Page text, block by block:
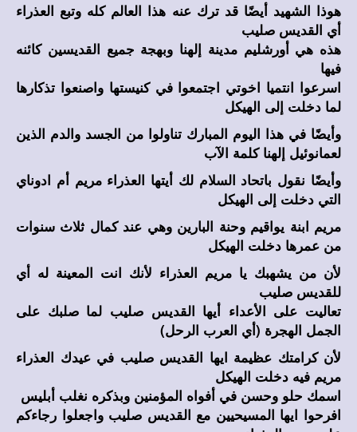
هوذا الشهيد أيضًا قد ترك عنه هذا العالم كله وتبع العذراء
أي القديس صليب
هذه هي أورشليم مدينة إلهنا وبهجة جميع القديسين كائنه
فيها
اسرعوا انتميا اخوتي اجتمعوا في كنيستها واصنعوا تذكارها
لما دخلت إلى الهيكل
وأيضًا في هذا اليوم المبارك تناولوا من الجسد والدم الذين
لعمانوئيل إلهنا كلمة الآب
وأيضًا نقول باتحاد السلام لك أيتها العذراء مريم أم ادوناي
التي دخلت إلى الهيكل
مريم ابنة يواقيم وحنة البارين وهي عند كمال ثلاث سنوات
من عمرها دخلت الهيكل
لأن من يشهبك يا مريم العذراء لأنك انت المعينة له أي
للقديس صليب
تعاليت على الأعداء أيها القديس صليب لما صلبك على
الجمل الهجرة (أي العرب الرحل)
لأن كرامتك عظيمة ايها القديس صليب في عيدك العذراء
مريم فيه دخلت الهيكل
اسمك حلو وحسن في أفواه المؤمنين وبذكره نغلب أبليس
افرحوا ايها المسيحيين مع القديس صليب واجعلوا رجاءكم